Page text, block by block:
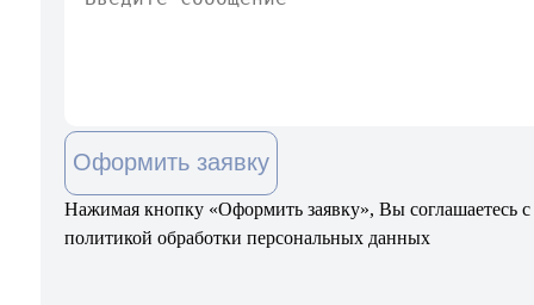
Оформить заявку
Нажимая кнопку «Оформить заявку», Вы соглашаетесь с
политикой обработки персональных данных